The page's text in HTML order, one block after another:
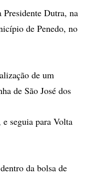
Dutra, na
de Penedo, no
de um
de São José dos
seguia para Volta
da bolsa de